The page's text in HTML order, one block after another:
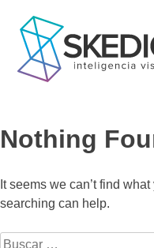
content
Nothing
It seems we can’t find
searching can help.
Buscar: